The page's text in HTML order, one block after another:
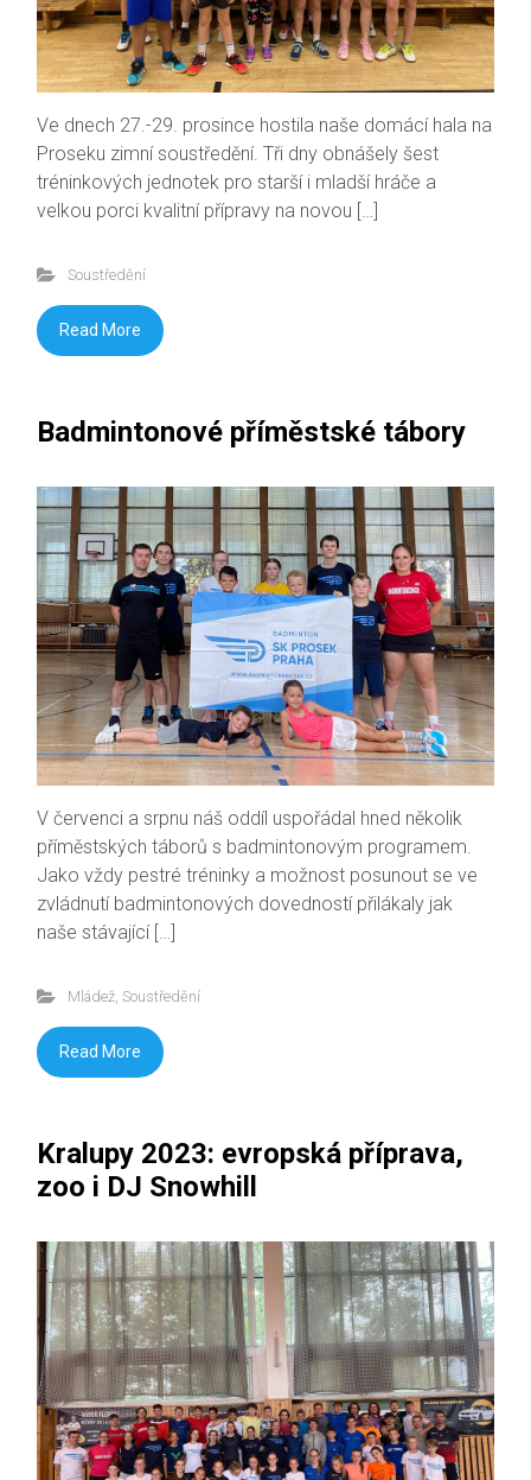
Ve dnech 27.-29. prosince hostila naše domácí hala na
Proseku zimní soustředění. Tři dny obnášely šest
tréninkových jednotek pro starší i mladší hráče a
velkou porci kvalitní přípravy na novou […]
Soustředění
Read More
Badmintonové příměstské tábory
V červenci a srpnu náš oddíl uspořádal hned několik
příměstských táborů s badmintonovým programem.
Jako vždy pestré tréninky a možnost posunout se ve
zvládnutí badmintonových dovedností přilákaly jak
naše stávající […]
Mládež, Soustředění
Read More
Kralupy 2023: evropská příprava,
zoo i DJ Snowhill